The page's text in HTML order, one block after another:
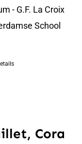
- G.F. La Croix
School
Cora